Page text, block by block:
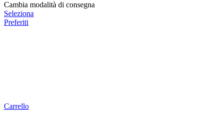
Cambia modalità di consegna
Seleziona
Preferiti
Carrello